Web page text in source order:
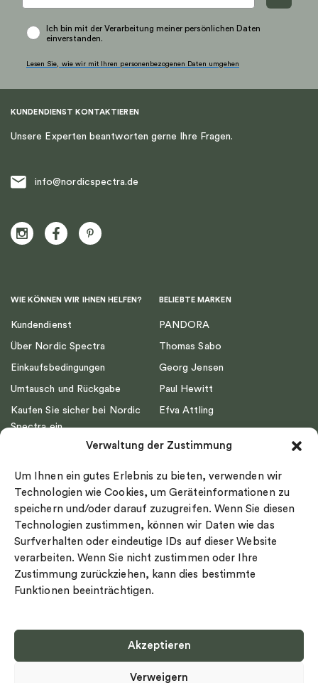
Verwaltung der Zustimmung
Um Ihnen ein gutes Erlebnis zu bieten, verwenden wir
Technologien wie Cookies, um Geräteinformationen zu
speichern und/oder darauf zuzugreifen. Wenn Sie diesen
Technologien zustimmen, können wir Daten wie das
Surfverhalten oder eindeutige IDs auf dieser Website
verarbeiten. Wenn Sie nicht zustimmen oder Ihre
Zustimmung zurückziehen, kann dies bestimmte
Funktionen beeinträchtigen.
Akzeptieren
Verweigern
Ich bin mit der Verarbeitung meiner persönlichen Daten
einverstanden.
Lesen Sie, wie wir mit Ihren personenbezogenen Daten umgehen
KUNDENDIENST KONTAKTIEREN
Unsere Experten beantworten gerne Ihre Fragen.
info@nordicspectra.de
WIE KÖNNEN WIR IHNEN HELFEN?
Kundendienst
Über Nordic Spectra
Einkaufsbedingungen
Umtausch und Rückgabe
Kaufen Sie sicher bei Nordic
Spectra ein
Impressum
Ringgröße
Widerrufsrecht
Cookie-policy
Sekretesspolicy
BELIEBTE MARKEN
PANDORA
Thomas Sabo
Georg Jensen
Paul Hewitt
Efva Attling
Drakenberg Sjölin
Nordic Spectra
Select country